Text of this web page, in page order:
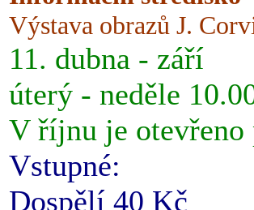
Výstava obrazů J.
11. dubna - září
úterý - neděle
V říjnu je otevřeno
Vstupné:
Dospělí 40 Kč